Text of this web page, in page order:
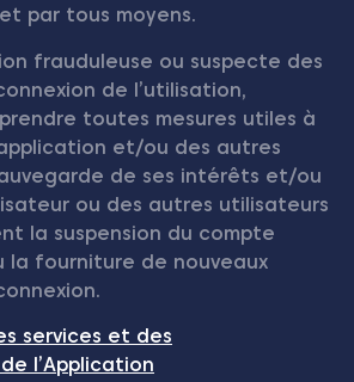
par tous moyens.
frauduleuse ou suspecte des
de l’utilisation,
toutes mesures utiles à
et/ou des autres
de ses intérêts et/ou
ou des autres utilisateurs
la suspension du compte
fourniture de nouveaux
services et des
l’Application